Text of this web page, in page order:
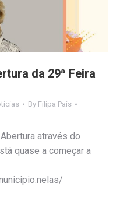
da 29ª Feira
By Filipa Pais
através do
quase a começar a